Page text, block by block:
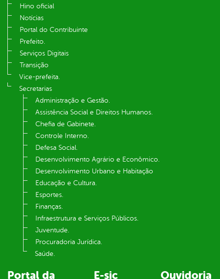
Hino oficial
Notícias
Portal do Contribuinte
Prefeito.
Serviços Digitais
Transição
Vice-prefeita.
Secretarias
Administração e Gestão.
Assistência Social e Direitos Humanos.
Chefia de Gabinete.
Controle Interno.
Defesa Social.
Desenvolvimento Agrário e Econômico.
Desenvolvimento Urbano e Habitação
Educação e Cultura.
Esportes.
Finanças.
Infraestrutura e Serviços Públicos.
Juventude.
Procuradoria Jurídica.
Saúde.
Portal da
E-sic Ouvidoria